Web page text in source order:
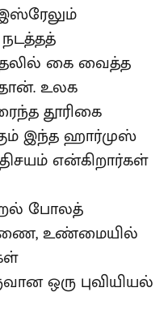
இஸ்ரேலும்
கை வைத்த
உலக
தூரிகை
இந்த ஹார்முஸ்
என்கிறார்கள்
போலத்
உண்மையில்
ஒரு புவியியல்